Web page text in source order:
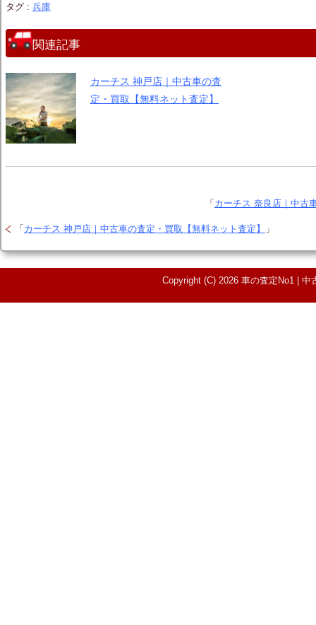
タグ : 兵庫
関連記事
カーチス 神戸店｜中古車の査
定・買取【無料ネット査定】
「 カーチス 奈良店｜中古
「 カーチス 神戸店｜中古車の査定・買取【無料ネット査定】 」
Copyright (C) 2026 車の査定No1 |